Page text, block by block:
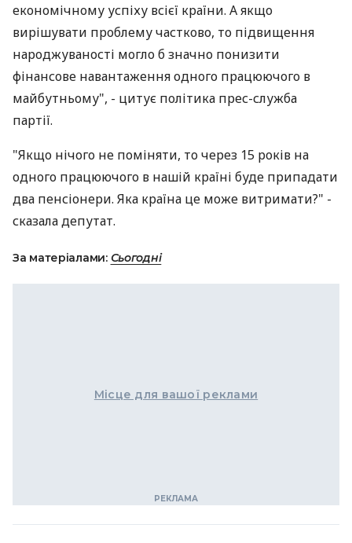
економічному успіху всієї країни. А якщо
вирішувати проблему частково, то підвищення
народжуваності могло б значно понизити
фінансове навантаження одного працюючого в
майбутньому", - цитує політика прес-служба
партії.
"Якщо нічого не поміняти, то через 15 років на
одного працюючого в нашій країні буде припадати
два пенсіонери. Яка країна це може витримати?" -
сказала депутат.
За матеріалами: Сьогодні
Місце для вашої реклами